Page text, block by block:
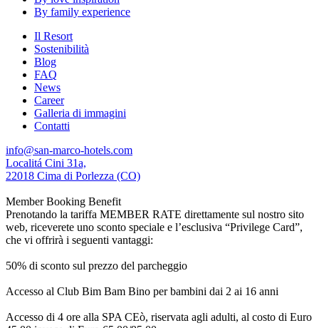
By family experience
Il Resort
Sostenibilità
Blog
FAQ
News
Career
Galleria di immagini
Contatti
info@san-marco-hotels.com
Localitá Cini 31a,
22018 Cima di Porlezza (CO)
Member Booking Benefit
Prenotando la tariffa MEMBER RATE direttamente sul nostro sito
web, riceverete uno sconto speciale e l’esclusiva “Privilege Card”,
che vi offrirà i seguenti vantaggi:
50% di sconto sul prezzo del parcheggio
Accesso al Club Bim Bam Bino per bambini dai 2 ai 16 anni
Accesso di 4 ore alla SPA CEò, riservata agli adulti, al costo di Euro